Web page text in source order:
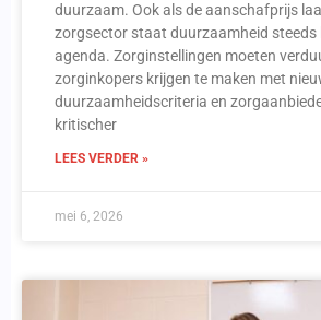
duurzaam. Ook als de aanschafprijs
zorgsector staat duurzaamheid steeds
agenda. Zorginstellingen moeten
zorginkopers krijgen te maken met
duurzaamheidscriteria en
kritischer
LEES VERDER »
mei 6, 2026